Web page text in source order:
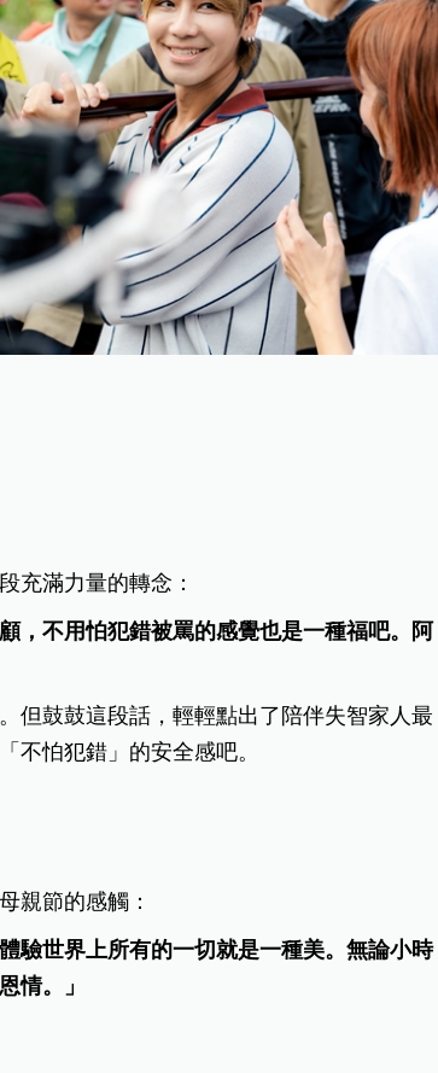
充滿力量的轉念：
，不用怕犯錯被罵的感覺也是一種福吧。阿
但鼓鼓這段話，輕輕點出了陪伴失智家人最
不怕犯錯」的安全感吧。
親節的感觸：
驗世界上所有的一切就是一種美。無論小時
情。」